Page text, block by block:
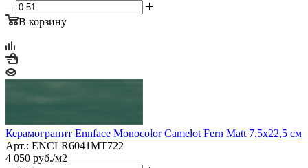
В корзину
Керамогранит Ennface Monocolor Camelot Fern Matt 7,5x22,5 см
Арт.: ENCLR6041MT722
4 050 руб./м2